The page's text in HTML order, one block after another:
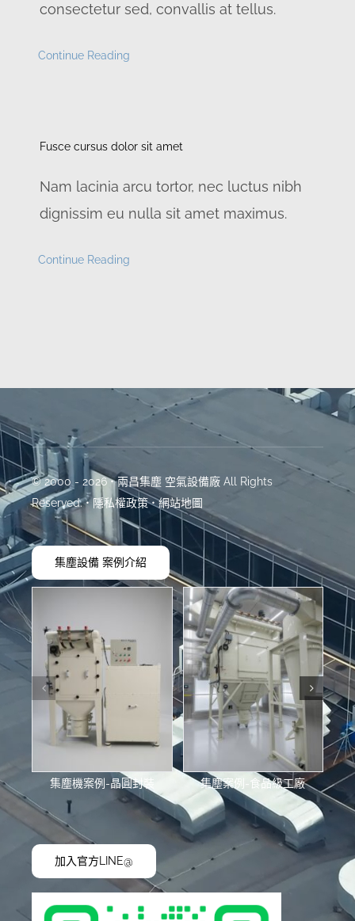
consectetur sed, convallis at tellus.
Continue Reading
Fusce cursus dolor sit amet
Nam lacinia arcu tortor, nec luctus nibh
dignissim eu nulla sit amet maximus.
Continue Reading
© 2000 - 2026 • 兩昌集塵 空氣設備廠 All Rights
Reserved. •隱私權政策•網站地圖
集塵設備 案例介紹
集塵機案例-晶圓封裝 集塵案例-食品級工廠
加入官方LINE@